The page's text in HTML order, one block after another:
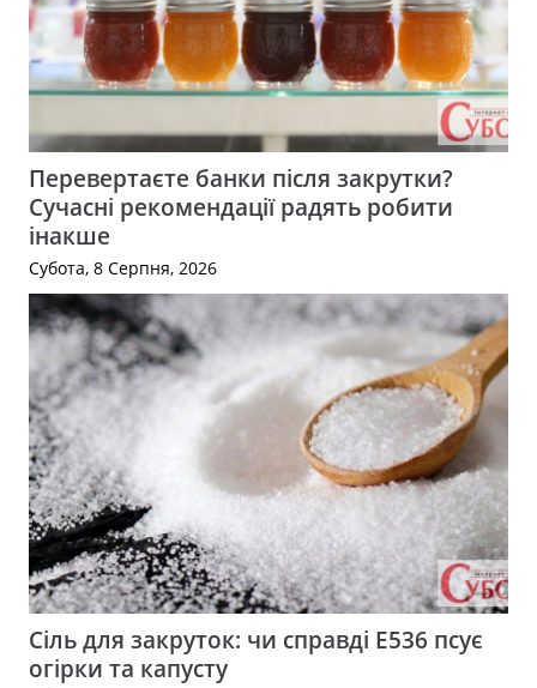
Перевертаєте банки після закрутки?
Сучасні рекомендації радять робити
інакше
Субота, 8 Серпня, 2026
Сіль для закруток: чи справді Е536 псує
огірки та капусту